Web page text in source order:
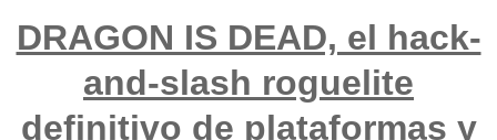
DRAGON IS DEAD, el hack-
and-slash roguelite
definitivo de plataformas y